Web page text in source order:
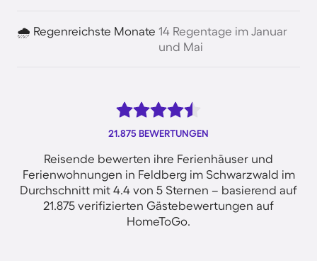
🌧️ Regenreichste Monate 14 Regentage im Januar
und Mai
21.875 BEWERTUNGEN
Reisende bewerten ihre Ferienhäuser und
Ferienwohnungen in Feldberg im Schwarzwald im
Durchschnitt mit 4.4 von 5 Sternen – basierend auf
21.875 verifizierten Gästebewertungen auf
HomeToGo.